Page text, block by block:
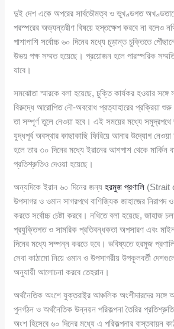
দুই দেশ একে অপরের সার্বভৌমত্ব ও ভূখণ্ডগত
পরস্পরের অভ্যন্তরীণ বিষয়ে হস্তক্ষেপ করবে না বলেও
পাশাপাশি সর্বোচ্চ ৬০ দিনের মধ্যে চূড়ান্ত চুক্তিতে
উভয় পক্ষ সম্মত হয়েছে। প্রয়োজন হলে পারস্পরিক
যাবে।
সমঝোতা স্মারকে বলা হয়েছে, চুক্তি কার্যকর হওয়ার সঙ্গে
বিরুদ্ধে আরোপিত নৌ-অবরোধ প্রত্যাহারের প্রক্রিয়া
তা সম্পূর্ণ তুলে নেওয়া হবে। এই সময়ের মধ্যে সমুদ্রপথে
যুদ্ধপূর্ব অবস্থার কাছাকাছি ফিরিয়ে আনার উদ্যোগ
হলে তার ৩০ দিনের মধ্যে ইরানের আশপাশ থেকে মার্কিন
প্রতিশ্রুতিও দেওয়া হয়েছে।
অন্যদিকে ইরান ৬০ দিনের জন্যহরমুজ প্রণালি (Strait
উপসাগর ও ওমান সাগরপথে বাণিজ্যিক জাহাজের নিরাপদ ও
করতে সর্বোচ্চ চেষ্টা করবে। নথিতে বলা হয়েছে, জাহাজ
প্রযুক্তিগত ও সামরিক প্রতিবন্ধকতা অপসারণ এবং
দিনের মধ্যে সম্পন্ন করতে হবে। ভবিষ্যতে হরমুজ
সেবা কাঠামো নিয়ে ওমান ও উপসাগরীয় উপকূলবর্তী
অনুযায়ী আলোচনা করবে তেহরান।
অর্থনৈতিক অংশে যুক্তরাষ্ট্র আঞ্চলিক অংশীদারদের
পুনর্গঠন ও অর্থনৈতিক উন্নয়ন পরিকল্পনা তৈরির
অংশ হিসেবে ৬০ দিনের মধ্যে এ পরিকল্পনার বাস্তবায়ন